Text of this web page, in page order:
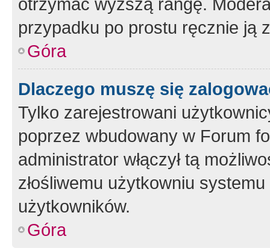
przypadku po prostu ręcznie ją
Góra
Dlaczego muszę się
Tylko zarejestrowani
poprzez wbudowany w Forum
administrator włączył tą
złośliwemu użytkowniu
użytkowników.
Góra